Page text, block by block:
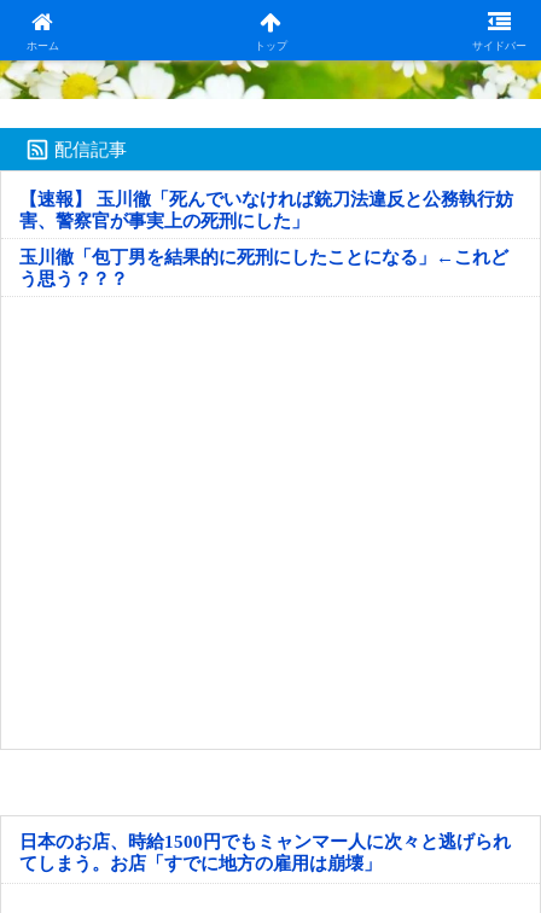
ホーム トップ サイドバー
日本第一！ニュース録
配信記事
【速報】 玉川徹「死んでいなければ銃刀法違反と公務執行妨
害、警察官が事実上の死刑にした」
玉川徹「包丁男を結果的に死刑にしたことになる」←これど
う思う？？？
日本のお店、時給1500円でもミャンマー人に次々と逃げられ
てしまう。お店「すでに地方の雇用は崩壊」